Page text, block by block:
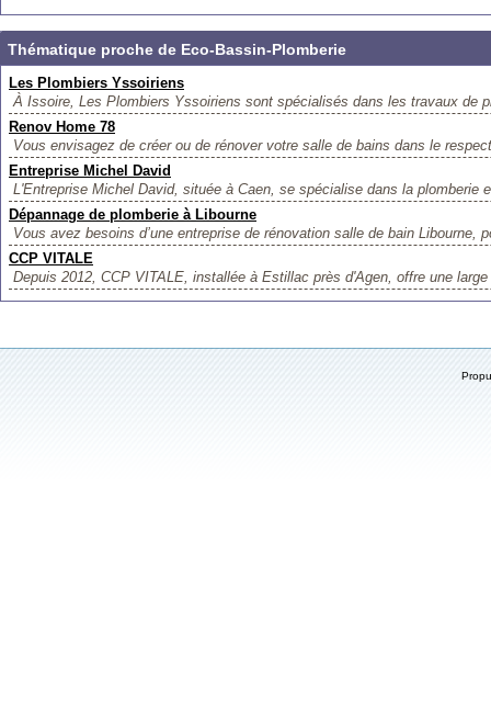
Thématique proche de Eco-Bassin-Plomberie
Les Plombiers Yssoiriens
À Issoire, Les Plombiers Yssoiriens sont spécialisés dans les travaux de
Renov Home 78
Vous envisagez de créer ou de rénover votre salle de bains dans le
Entreprise Michel David
L'Entreprise Michel David, située à Caen, se spécialise dans la plomberie
Dépannage de plomberie à Libourne
Vous avez besoins d’une entreprise de rénovation salle de bain Libourne,
CCP VITALE
Depuis 2012, CCP VITALE, installée à Estillac près d'Agen, offre une